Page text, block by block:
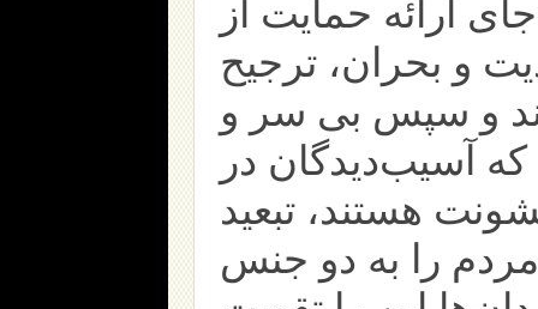
ارائه حمایت از
و بحران، ترجیح
و سپس بی سر و
که آسیب‌دیدگان در
هستند، تبعید
را به دو جنس